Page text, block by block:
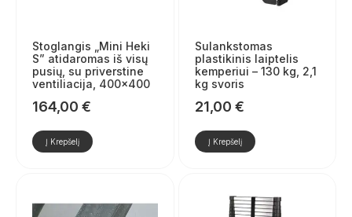
Stoglangis „Mini Heki
S” atidaromas iš visų
pusių, su priverstine
ventiliacija, 400×400
164,00 €
Į Krepšelį
Sulankstomas
plastikinis laiptelis
kemperiui – 130 kg, 2,1
kg svoris
21,00 €
Į Krepšelį